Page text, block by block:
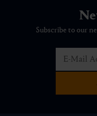
Subscribe to our